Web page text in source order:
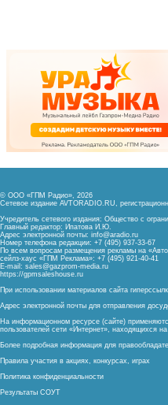
© ООО «ГПМ Радио», 2026
Сетевое издание AVTORADIO.RU,
Учредитель сетевого издания: Общество с
Главный редактор: Ипатова И.Ю.
Адрес электронной почты: info@aradio.ru
Номер телефона редакции: +7 (495) 937-33-67
По всем вопросам размещения рекламы на
сейлз-хаус «ГПМ Реклама»: +7 (495) 921-40-41
E-mail: sales@gazprom-media.ru
https://gpmsaleshouse.ru
При использовании материалов сайта
Адрес электронной почты для отправления
На информационном ресурсе (сайте)
пользователей сети «Интернет», находящихся
Более подробная информация для
Правила участия в акциях, конкурсах, играх
Политика конфиденциальности
Результаты СОУТ